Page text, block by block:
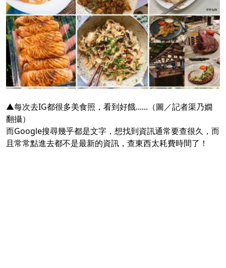
▲每次去IG都很多美食照，看到好餓......（圖／記者渠乃嫺
翻攝）
而Google搜尋幾乎都是文字，想找到資訊通常要查很久，而
且常常點進去都不是最新的資訊，查東西太耗費時間了！